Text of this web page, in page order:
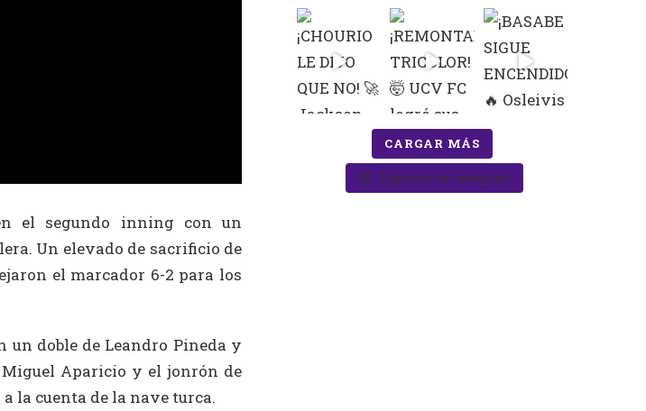
el segundo inning con un
Un elevado de sacrificio de
el marcador 6-2 para los
un doble de Leandro Pineda y
Aparicio y el jonrón de
la cuenta de la nave turca.
CARGAR MÁS
Síguenos en Instagram